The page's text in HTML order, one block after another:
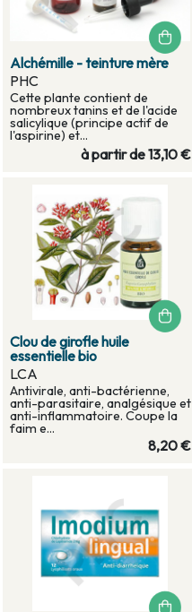
Alchémille - teinture mère
PHC
Cette plante contient de
nombreux tanins et de l'acide
salicylique (principe actif de
l'aspirine) et...
à partir de13,10 €
Clou de girofle huile
essentielle bio
LCA
Antivirale, anti-bactérienne,
anti-parasitaire, analgésique et
anti-inflammatoire. Coupe la
faim e...
8,20 €